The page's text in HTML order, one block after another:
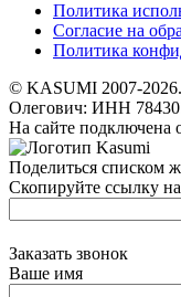
Политика
Согласие на
Политика
© KASUMI 2007-
Олегович: ИНН
На сайте подключена
Поделиться списком
Скопируйте ссылку
Заказать звонок
Ваше имя